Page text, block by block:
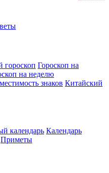
гороскоп Гороскоп на
на неделю
знаков Китайский
календарь Календарь
Приметы